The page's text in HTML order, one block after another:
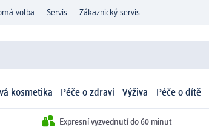
volba Servis Zákaznický servis
kosmetika Péče o zdraví Výživa Péče o dítě
Expresní vyzvednutí do 60 minut